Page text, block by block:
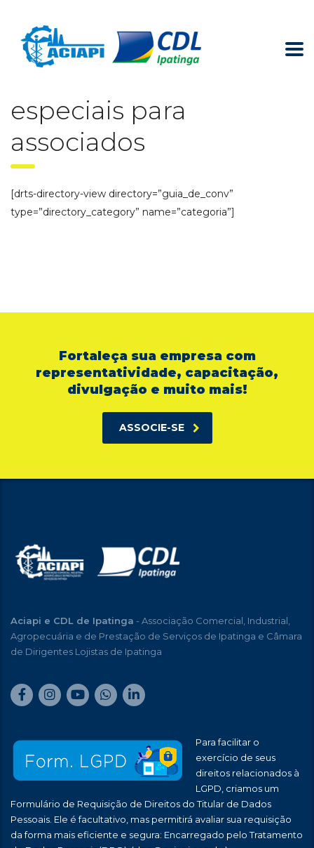
Aciapi e CDL de Ipatinga
especiais para
associados
[drts-directory-view directory=”guia_de_conv”
type=”directory_category” name=”categoria”]
Fortaleça sua empresa com
representatividade, capacitação,
divulgação e muito mais!
ASSOCIE-SE
Aciapi e CDL de Ipatinga - Associação Comercial, Industrial,
Agropecuária e de Prestação de Serviços de Ipatinga e Câmara
de Dirigentes Lojistas de Ipatinga
Para facilitar o
exercício de seus
direitos relacionados à
LGPD, criamos um
Formulário de Requisição de Direitos do Titular de Dados
Pessoais. Ele é facultativo, mas permitirá avaliar sua requisição
da forma mais eficiente e segura: Encarregado pelo Tratamento